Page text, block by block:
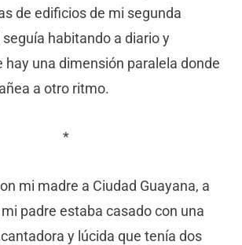
de edificios de mi segunda
habitando a diario y
hay una dimensión paralela donde
a otro ritmo.
*
mi madre a Ciudad Guayana, a
padre estaba casado con una
y lúcida que tenía dos